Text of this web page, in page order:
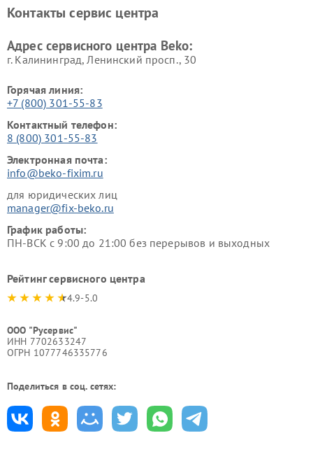
Ремонт холодильников Beko Ремонт морозильных камер
Контакты сервис центра
Адрес сервисного центра Beko:
г. Калининград, Ленинский просп., 30
Горячая линия:
+7 (800) 301-55-83
Контактный телефон:
8 (800) 301-55-83
Электронная почта:
info@beko-fixim.ru
для юридических лиц
manager@fix-beko.ru
График работы:
ПН-ВСК с 9:00 до 21:00 без перерывов и выходных
Рейтинг сервисного центра
4.9-5.0
ООО "Русервис"
ИНН 7702633247
ОГРН 1077746335776
Поделиться в соц. сетях: